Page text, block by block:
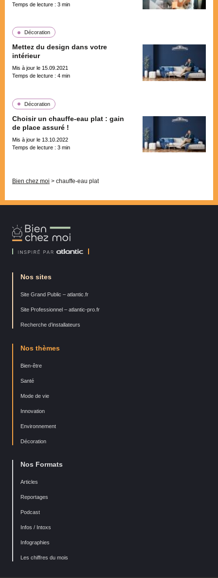
Temps de lecture : 3 min
Décoration
Mettez du design dans votre
intérieur
Mis à jour le 15.09.2021
Temps de lecture : 4 min
Décoration
Choisir un chauffe-eau plat : gain
de place assuré !
Mis à jour le 13.10.2022
Temps de lecture : 3 min
Bien chez moi > chauffe-eau plat
Bien
Chez
Nos sites
Site Grand Public – atlantic.fr
Site Professionnel – atlantic-pro.fr
Recherche d’installateurs
Nos thèmes
Bien-être
Santé
Mode de vie
Innovation
Environnement
Décoration
Nos Formats
Articles
Reportages
Podcast
Infos / Intoxs
Infographies
Les chiffres du mois